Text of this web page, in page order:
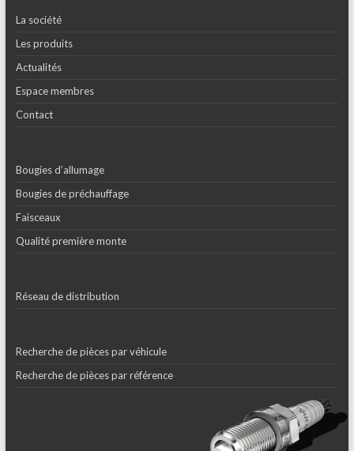
La société
Les produits
Actualités
Espace membres
Contact
Bougies d’allumage
Bougies de préchauffage
Faisceaux
Qualité première monte
Réseau de distribution
Recherche de pièces par véhicule
Recherche de pièces par référence